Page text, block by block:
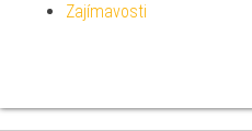
Zajímavosti